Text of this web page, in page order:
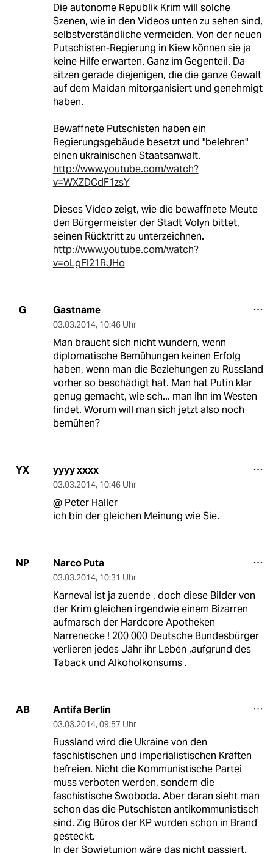
Die autonome Republik Krim will solche
Szenen, wie in den Videos unten zu sehen sind,
selbstverständliche vermeiden. Von der neuen
Putschisten-Regierung in Kiew können sie ja
keine Hilfe erwarten. Ganz im Gegenteil. Da
sitzen gerade diejenigen, die die ganze Gewalt
auf dem Maidan mitorganisiert und genehmigt
haben.
Bewaffnete Putschisten haben ein
Regierungsgebäude besetzt und "belehren"
einen ukrainischen Staatsanwalt.
http://www.youtube.com/watch?
v=WXZDCdF1zsY
Dieses Video zeigt, wie die bewaffnete Meute
den Bürgermeister der Stadt Volyn bittet,
seinen Rücktritt zu unterzeichnen.
http://www.youtube.com/watch?
v=oLgFl21RJHo
G Gastname
03.03.2014, 10:46 Uhr
Man braucht sich nicht wundern, wenn
diplomatische Bemühungen keinen Erfolg
haben, wenn man die Beziehungen zu Russland
vorher so beschädigt hat. Man hat Putin klar
genug gemacht, wie sch... man ihn im Westen
findet. Worum will man sich jetzt also noch
bemühen?
YX yyyy xxxx
03.03.2014, 10:46 Uhr
@ Peter Haller
ich bin der gleichen Meinung wie Sie.
NP Narco Puta
03.03.2014, 10:31 Uhr
Karneval ist ja zuende , doch diese Bilder von
der Krim gleichen irgendwie einem Bizarren
aufmarsch der Hardcore Apotheken
Narrenecke ! 200 000 Deutsche Bundesbürger
verlieren jedes Jahr ihr Leben ,aufgrund des
Taback und Alkoholkonsums .
AB Antifa Berlin
03.03.2014, 09:57 Uhr
Russland wird die Ukraine von den
faschistischen und imperialistischen Kräften
befreien. Nicht die Kommunistische Partei
muss verboten werden, sondern die
faschistische Swoboda. Aber daran sieht man
schon das die Putschisten antikommunistisch
sind. Zig Büros der KP wurden schon in Brand
gesteckt.
In der Sowjetunion wäre das nicht passiert,